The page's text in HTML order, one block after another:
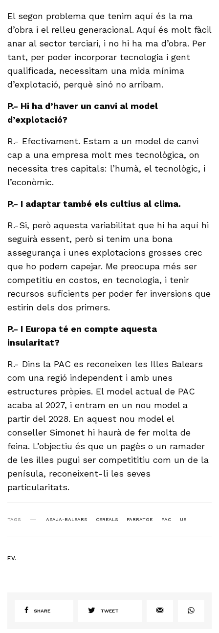
El segon problema que tenim aquí és la ma
d’obra i el relleu generacional. Aquí és molt fàcil
anar al sector terciari, i no hi ha ma d’obra. Per
tant, per poder incorporar tecnologia i gent
qualificada, necessitam una mida mínima
d’explotació, perquè sinó no arribam.
P.- Hi ha d’haver un canvi al model
d’explotació?
R.- Efectivament. Estam a un model de canvi
cap a una empresa molt mes tecnològica, on
necessita tres capitals: l’humà, el tecnològic, i
l’econòmic.
P.- I adaptar també els cultius al clima.
R.-Si, però aquesta variabilitat que hi ha aquí hi
seguirà essent, però si tenim una bona
assegurança i unes explotacions grosses crec
que ho podem capejar. Me preocupa més ser
competitiu en costos, en tecnologia, i tenir
recursos suficients per poder fer inversions que
estirin dels dos primers.
P.- I Europa té en compte aquesta
insularitat?
R.- Dins la PAC es reconeixen les Illes Balears
com una regió independent i amb unes
estructures pròpies. El model actual de PAC
acaba al 2027, i entram en un nou model a
partir del 2028. En aquest nou model el
conseller Simonet hi haurà de fer molta de
feina. L’objectiu és que un pagès o un ramader
de les illes pugui ser competititiu com un de la
penísula, reconeixent-li les seves
particularitats.
TAGS ASAJA-BALEARS CEREALS FARRATGE PAC UE
F.V.
SHARE TWEET